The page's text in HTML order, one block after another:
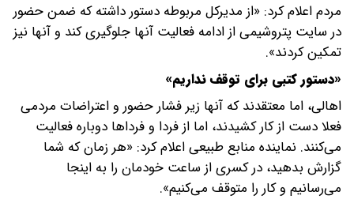
مردم اعلام کرد: «از مدیرکل مربوطه دستور داشته که ضمن حضور
در سایت پتروشیمی از ادامه فعالیت آنها جلوگیری کند و آنها نیز
تمکین کردند».
«دستور کتبی برای توقف نداریم»
اهالی، اما معتقدند که آنها زیر فشار حضور و اعتراضات مردمی
فعلا دست از کار کشیدند، اما از فردا و فردا‌ها دوباره فعالیت
می‌کنند. نماینده منابع طبیعی اعلام کرد: «هر زمان که شما
گزارش بدهید، در کسری از ساعت خودمان را به اینجا
می‌رسانیم و کار را متوقف می‌کنیم».